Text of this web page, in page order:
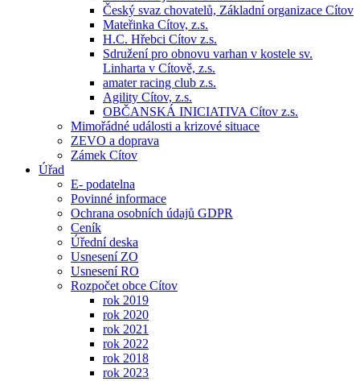
Český svaz chovatelů, Základní organizace Cítov
Mateřinka Cítov, z.s.
H.C. Hřebci Cítov z.s.
Sdružení pro obnovu varhan v kostele sv.
Linharta v Cítově, z.s.
amater racing club z.s.
Agility Cítov, z.s.
OBČANSKÁ INICIATIVA Cítov z.s.
Mimořádné události a krizové situace
ZEVO a doprava
Zámek Cítov
Úřad
E- podatelna
Povinné informace
Ochrana osobních údajů GDPR
Ceník
Úřední deska
Usnesení ZO
Usnesení RO
Rozpočet obce Cítov
rok 2019
rok 2020
rok 2021
rok 2022
rok 2018
rok 2023